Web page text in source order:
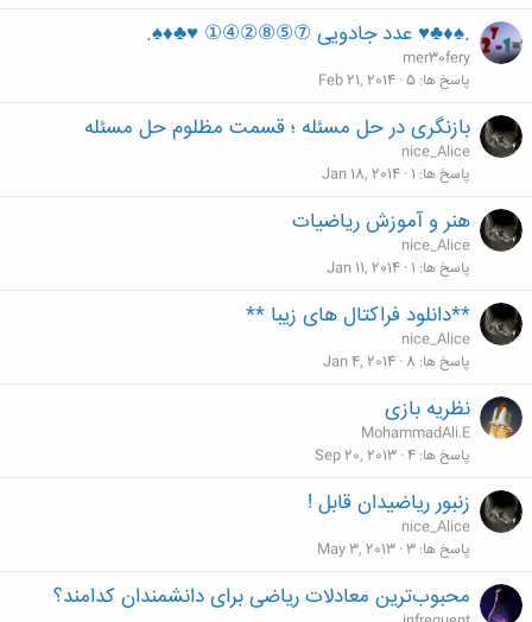
.♠♦♣♥ عدد جادویی ⑦⑤⑧②④① ♥♣♦♠.
mer30fery
پاسخ ها 5
Feb 21, 2014
بازنگری در حل مسئله ؛ قسمت مظلوم حل مسئله
nice_Alice
پاسخ ها 1
Jan 18, 2014
هنر و آموزش رياضيات
nice_Alice
پاسخ ها 1
Jan 11, 2014
**دانلود فراکتال های زیبا **
nice_Alice
پاسخ ها 8
Jan 4, 2014
نظریه بازی
MohammadAli.E
پاسخ ها 4
Sep 20, 2013
زنبور ریاضیدان قابل !
nice_Alice
پاسخ ها 3
May 3, 2013
محبوب‌ترین معادلات ریاضی برای دانشمندان کدامند؟